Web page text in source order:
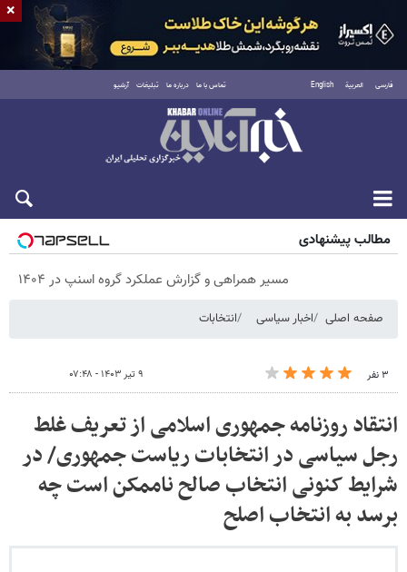
فارسی العربية English تماس با ما درباره ما تبلیغات آرشیو
جمعه ۱۶ مرداد ۱۴۰۵
مطالب پیشنهادی
مسیر همراهی و گزارش عملکرد گروه اسنپ در ۱۴۰۴
صفحه اصلی اخبار سیاسی انتخابات
۳ نفر ۹ تیر ۱۴۰۳ - ۰۷:۴۸
انتقاد روزنامه جمهوری اسلامی از تعریف غلط
رجل سیاسی در انتخابات ریاست جمهوری/ در
شرایط کنونی انتخاب صالح ناممکن است چه
برسد به انتخاب اصلح
×